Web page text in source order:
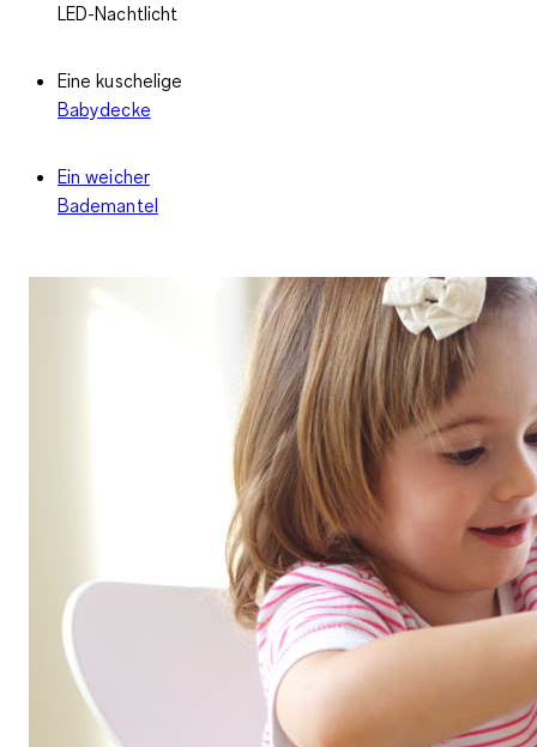
LED-Nachtlicht
Eine kuschelige
Babydecke
Ein weicher
Bademantel